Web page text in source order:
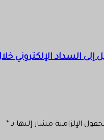
إلى السداد الإلكتروني
الإلزامية مشار إليها بـ *